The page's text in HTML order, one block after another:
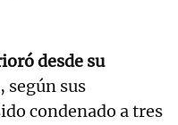
desde su
, según sus
condenado a tres